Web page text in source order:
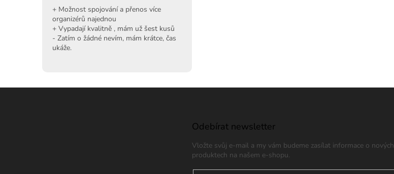
+ Možnost spojování a přenos více
organizérů najednou
+ Vypadají kvalitně , mám už šest kusů
- Zatím o žádné nevím, mám krátce, čas
ukáže.
Z
Odebírat newsletter
Vložte svůj e-mail a my vám budeme zasílat informace o nových
produktech na našem e-shopu.